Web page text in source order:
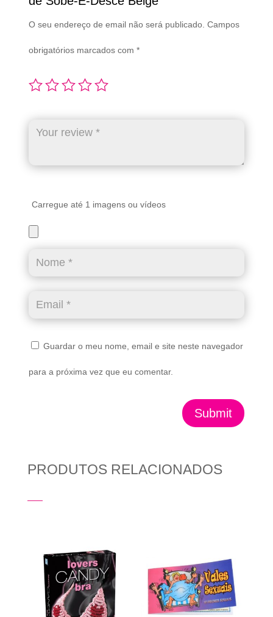
O seu endereço de email não será publicado. Campos
obrigatórios marcados com *
Carregue até 1 imagens ou vídeos
Guardar o meu nome, email e site neste navegador
para a próxima vez que eu comentar.
Submit
PRODUTOS RELACIONADOS